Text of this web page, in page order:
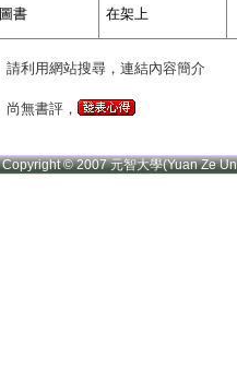
圖書 在架上
請利用網站搜尋，連結內容簡介
尚無書評，
Copyright © 2007 元智大學(Yuan Ze